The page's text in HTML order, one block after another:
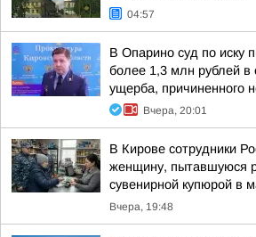
04:57
В Опарино суд по иску
более 1,3 млн рублей в
ущерба, причиненного
Вчера, 20:01
В Кирове сотрудники
женщину, пытавшуюся
сувенирной купюрой в
Вчера, 19:48